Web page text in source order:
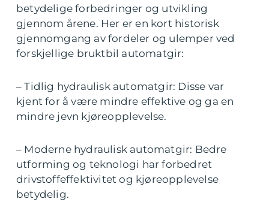
betydelige forbedringer og utvikling
gjennom årene. Her er en kort historisk
gjennomgang av fordeler og ulemper ved
forskjellige bruktbil automatgir:
– Tidlig hydraulisk automatgir: Disse var
kjent for å være mindre effektive og ga en
mindre jevn kjøreopplevelse.
– Moderne hydraulisk automatgir: Bedre
utforming og teknologi har forbedret
drivstoffeffektivitet og kjøreopplevelse
betydelig.